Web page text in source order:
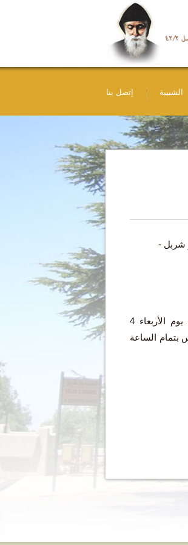
الشبيبة إتصل بنا
شربل -
تدعوكم عيلة مار شربل إلى لقائها الشهري يوم الأربعاء 4
بتمام الساعة